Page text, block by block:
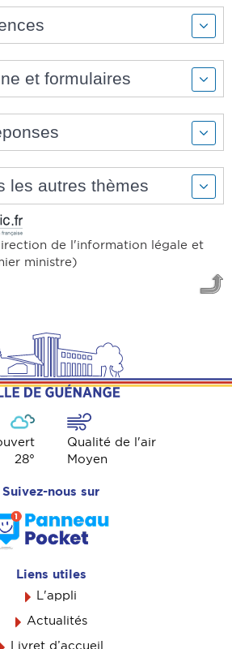
et formulaires
les autres thèmes
de l'information légale et
ministre)
28°
Qualité de l'air
Moyen
Suivez-nous sur
Liens utiles
L'appli
Actualités
Livret d’accueil